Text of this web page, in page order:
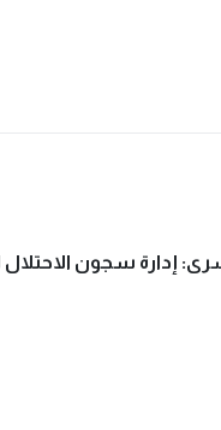
إدارة سجون الاحتلال